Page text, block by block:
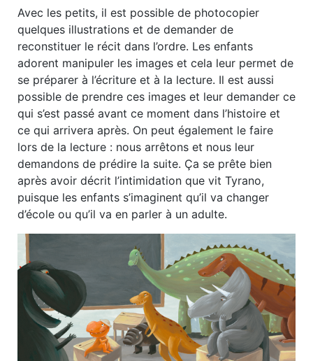
Avec les petits, il est possible de photocopier
quelques illustrations et de demander de
reconstituer le récit dans l’ordre. Les enfants
adorent manipuler les images et cela leur permet de
se préparer à l’écriture et à la lecture. Il est aussi
possible de prendre ces images et leur demander ce
qui s’est passé avant ce moment dans l’histoire et
ce qui arrivera après. On peut également le faire
lors de la lecture : nous arrêtons et nous leur
demandons de prédire la suite. Ça se prête bien
après avoir décrit l’intimidation que vit Tyrano,
puisque les enfants s’imaginent qu’il va changer
d’école ou qu’il va en parler à un adulte.